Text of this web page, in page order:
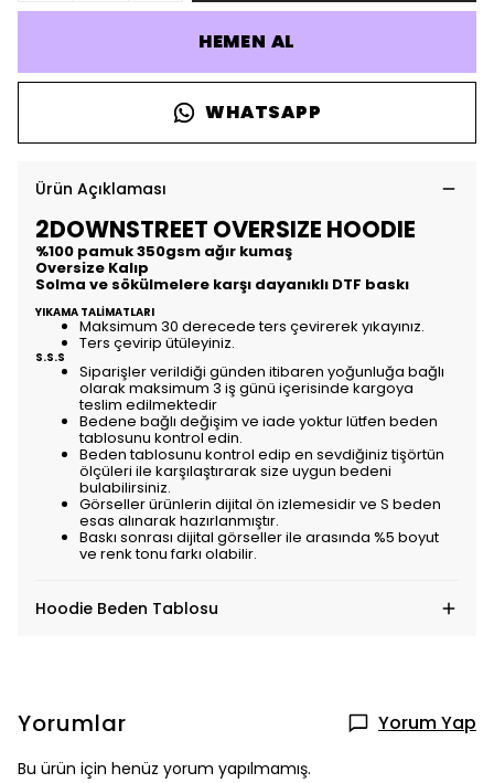
HEMEN AL
WHATSAPP
Ürün Açıklaması
2DOWNSTREET OVERSIZE HOODIE
%100 pamuk 350gsm ağır kumaş
Oversize Kalıp
Solma ve sökülmelere karşı dayanıklı DTF baskı
YIKAMA TALİMATLARI
Maksimum 30 derecede ters çevirerek yıkayınız.
Ters çevirip ütüleyiniz.
S.S.S
Siparişler verildiği günden itibaren yoğunluğa bağlı
olarak maksimum 3 iş günü içerisinde kargoya
teslim edilmektedir
Bedene bağlı değişim ve iade yoktur lütfen beden
tablosunu kontrol edin.
Beden tablosunu kontrol edip en sevdiğiniz tişörtün
ölçüleri ile karşılaştırarak size uygun bedeni
bulabilirsiniz.
Görseller ürünlerin dijital ön izlemesidir ve S beden
esas alınarak hazırlanmıştır.
Baskı sonrası dijital görseller ile arasında %5 boyut
ve renk tonu farkı olabilir.
Hoodie Beden Tablosu
Yorumlar Yorum Yap
Bu ürün için henüz yorum yapılmamış.